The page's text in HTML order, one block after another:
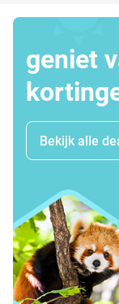
geniet
Bekijk alle